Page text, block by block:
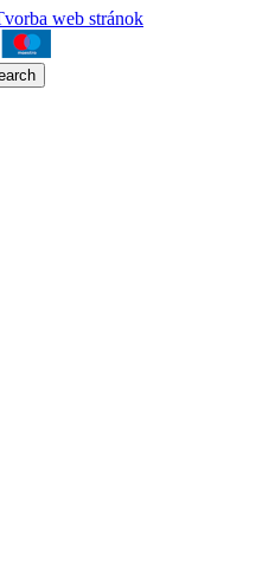
web stránok